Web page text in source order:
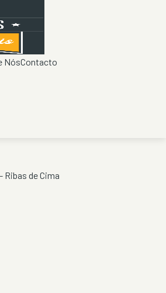
NósContacto
Ribas de Cima